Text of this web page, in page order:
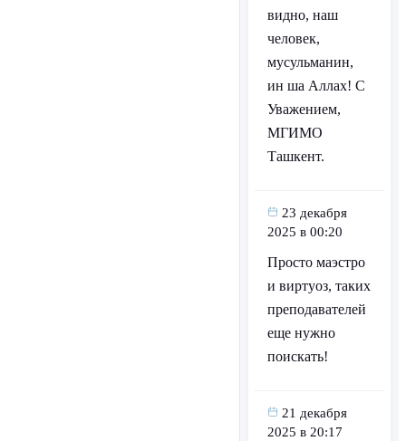
видно, наш
человек,
мусульманин,
ин ша Аллах! С
Уважением,
МГИМО
Ташкент.
23 декабря
2025 в 00:20
Просто маэстро
и виртуоз, таких
преподавателей
еще нужно
поискать!
21 декабря
2025 в 20:17